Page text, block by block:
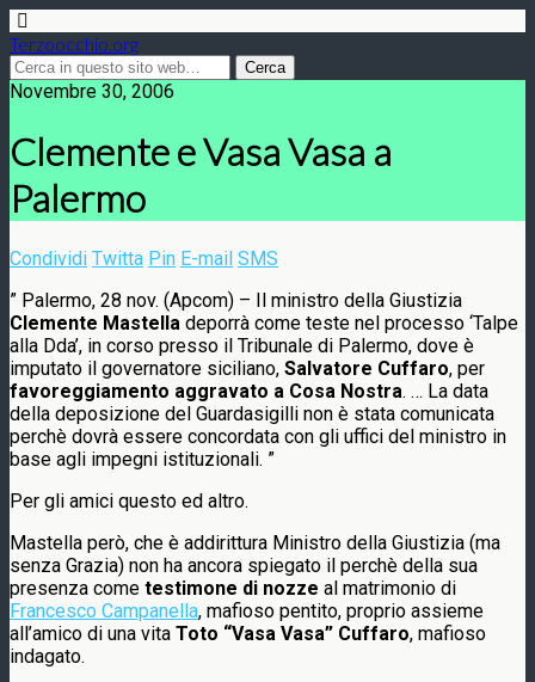
Terzoocchio.org
Novembre 30, 2006
Clemente e Vasa Vasa a
Palermo
Condividi Twitta Pin E-mail SMS
” Palermo, 28 nov. (Apcom) – Il ministro della Giustizia
Clemente Mastella deporrà come teste nel processo ‘Talpe
alla Dda’, in corso presso il Tribunale di Palermo, dove è
imputato il governatore siciliano, Salvatore Cuffaro, per
favoreggiamento aggravato a Cosa Nostra. … La data
della deposizione del Guardasigilli non è stata comunicata
perchè dovrà essere concordata con gli uffici del ministro in
base agli impegni istituzionali. ”
Per gli amici questo ed altro.
Mastella però, che è addirittura Ministro della Giustizia (ma
senza Grazia) non ha ancora spiegato il perchè della sua
presenza come testimone di nozze al matrimonio di
Francesco Campanella, mafioso pentito, proprio assieme
all’amico di una vita Toto “Vasa Vasa” Cuffaro, mafioso
indagato.